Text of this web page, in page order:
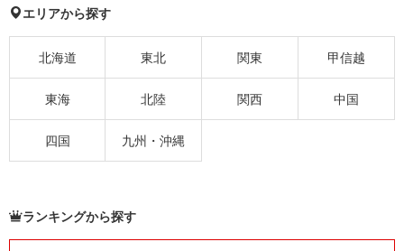
エリアから探す
北海道 東北 関東 甲信越
東海 北陸 関西 中国
四国 九州・沖縄
ランキングから探す